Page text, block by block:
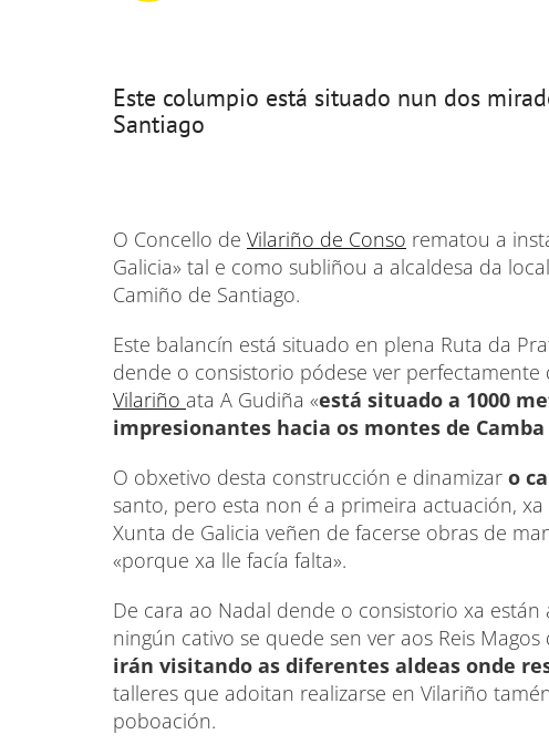
Este columpio está situado nun dos
Santiago
O Concello de Vilariño de Conso rematou a
Galicia» tal e como subliñou a alcaldesa da
Camiño de Santiago.
Este balancín está situado en plena Ruta da
dende o consistorio pódese ver perfectamente
Vilariño ata A Gudiña «está situado a 1000
impresionantes hacia os montes de Camba
O obxetivo desta construcción e dinamizar o
santo, pero esta non é a primeira actuación,
Xunta de Galicia veñen de facerse obras de
«porque xa lle facía falta».
De cara ao Nadal dende o consistorio xa
ningún cativo se quede sen ver aos Reis
irán visitando as diferentes aldeas onde
talleres que adoitan realizarse en Vilariño
poboación.